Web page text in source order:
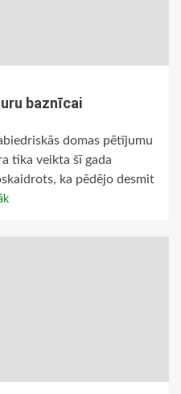
baznīcai
domas pētījumu
tika veikta šī gada
ka pēdējo desmit